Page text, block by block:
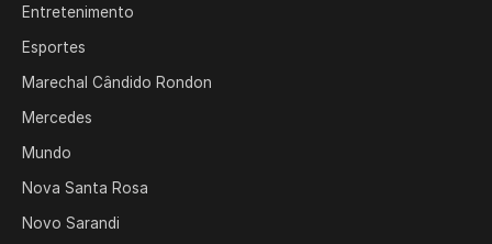
Entretenimento
Esportes
Marechal Cândido Rondon
Mercedes
Mundo
Nova Santa Rosa
Novo Sarandi